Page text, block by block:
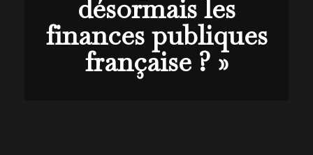
désormais les
finances publiques
française ? »